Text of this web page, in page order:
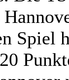
Spiel